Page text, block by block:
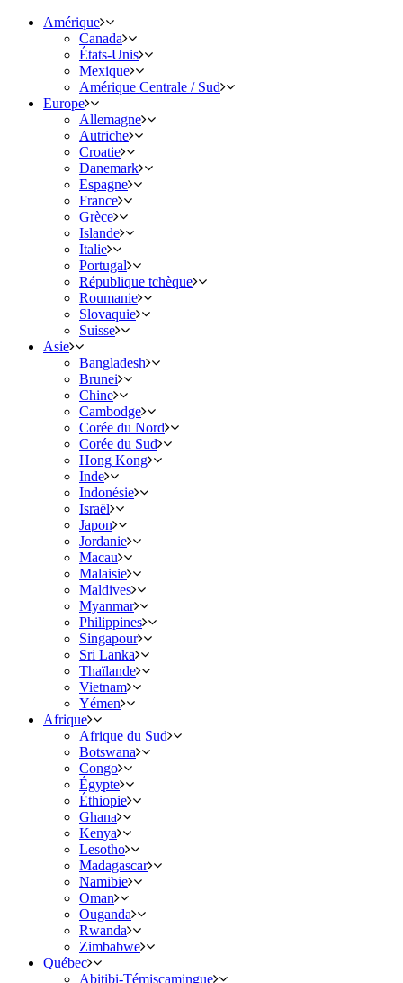
Amérique
Canada
États-Unis
Mexique
Amérique Centrale / Sud
Europe
Allemagne
Autriche
Croatie
Danemark
Espagne
France
Grèce
Islande
Italie
Portugal
République tchèque
Roumanie
Slovaquie
Suisse
Asie
Bangladesh
Brunei
Chine
Cambodge
Corée du Nord
Corée du Sud
Hong Kong
Inde
Indonésie
Israël
Japon
Jordanie
Macau
Malaisie
Maldives
Myanmar
Philippines
Singapour
Sri Lanka
Thaïlande
Vietnam
Yémen
Afrique
Afrique du Sud
Botswana
Congo
Égypte
Éthiopie
Ghana
Kenya
Lesotho
Madagascar
Namibie
Oman
Ouganda
Rwanda
Zimbabwe
Québec
Abitibi-Témiscamingue